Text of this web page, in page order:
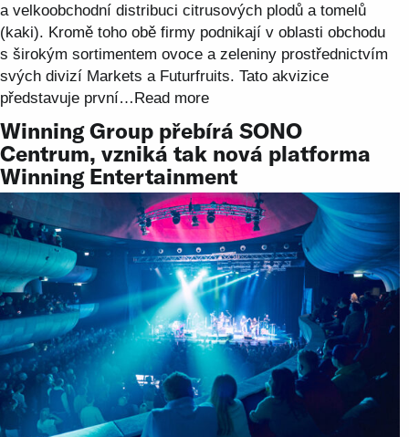
a velkoobchodní distribuci citrusových plodů a tomelů
(kaki). Kromě toho obě firmy podnikají v oblasti obchodu
s širokým sortimentem ovoce a zeleniny prostřednictvím
svých divizí Markets a Futurfruits. Tato akvizice
představuje první…Read more
Winning Group přebírá SONO
Centrum, vzniká tak nová platforma
Winning Entertainment